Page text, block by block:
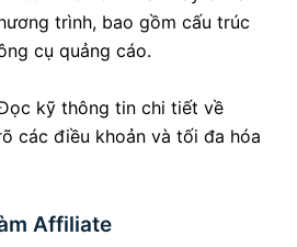
trình, bao gồm cấu trúc
cụ quảng cáo.
kỹ thông tin chi tiết về
các điều khoản và tối đa hóa
Affiliate